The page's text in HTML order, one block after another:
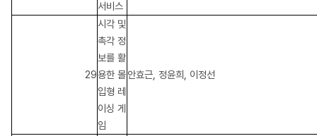
서비스
29
시각 및
촉각 정
보를 활
용한 몰
입형 레
이싱 게
임
안효근, 정윤희, 이정선